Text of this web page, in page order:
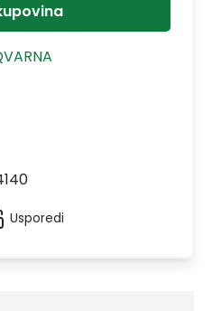
Usporedi